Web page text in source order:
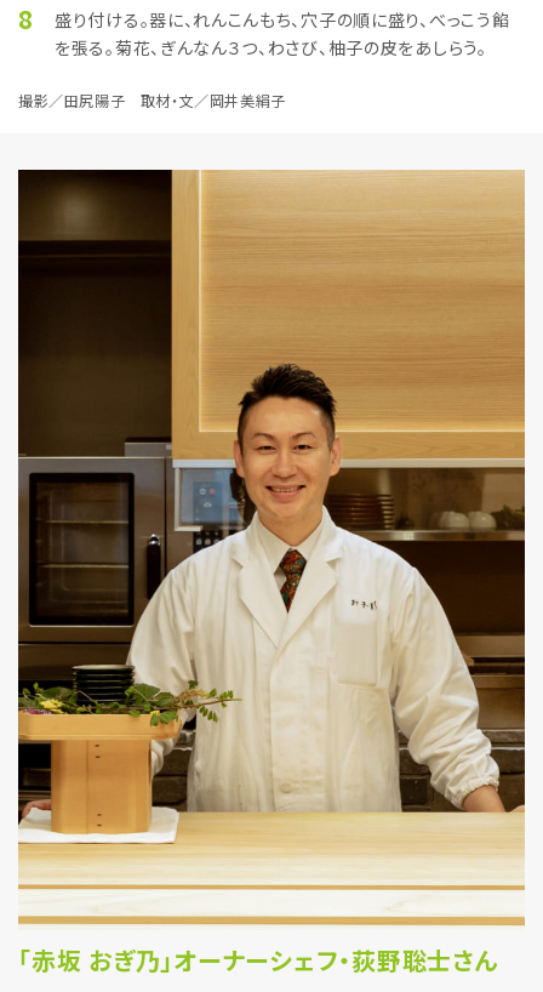
8
盛り付ける。器に、れんこんもち、穴子の順に盛り、べっこう餡
を張る。菊花、ぎんなん３つ、わさび、柚子の皮をあしらう。
撮影／田尻陽子 取材・文／岡井美絹子
「赤坂 おぎ乃」オーナーシェフ・荻野聡士さん